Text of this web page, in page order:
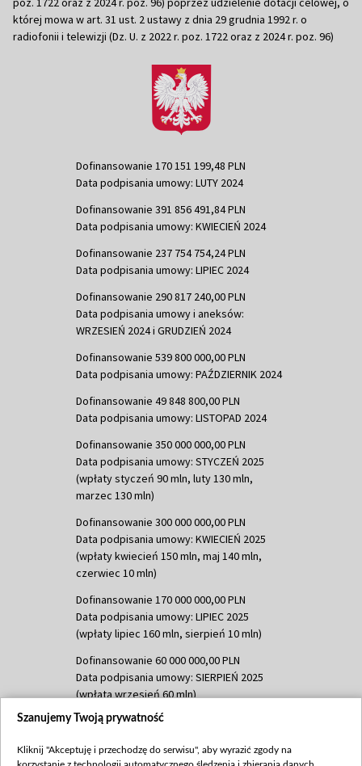
której mowa w art. 31 ust. 2 ustawy z dnia 29 grudnia 1992 r. o
radiofonii i telewizji (Dz. U. z 2022 r. poz. 1722 oraz z 2024 r. poz. 96)
Dofinansowanie 170 151 199,48 PLN
Data podpisania umowy: LUTY 2024
Dofinansowanie 391 856 491,84 PLN
Data podpisania umowy: KWIECIEŃ 2024
Dofinansowanie 237 754 754,24 PLN
Data podpisania umowy: LIPIEC 2024
Dofinansowanie 290 817 240,00 PLN
Data podpisania umowy i aneksów:
WRZESIEŃ 2024 i GRUDZIEŃ 2024
Dofinansowanie 539 800 000,00 PLN
Data podpisania umowy: PAŹDZIERNIK 2024
Dofinansowanie 49 848 800,00 PLN
Data podpisania umowy: LISTOPAD 2024
Dofinansowanie 350 000 000,00 PLN
Data podpisania umowy: STYCZEŃ 2025
(wpłaty styczeń 90 mln, luty 130 mln,
marzec 130 mln)
Dofinansowanie 300 000 000,00 PLN
Data podpisania umowy: KWIECIEŃ 2025
(wpłaty kwiecień 150 mln, maj 140 mln,
czerwiec 10 mln)
Dofinansowanie 170 000 000,00 PLN
Data podpisania umowy: LIPIEC 2025
(wpłaty lipiec 160 mln, sierpień 10 mln)
Dofinansowanie 60 000 000,00 PLN
Data podpisania umowy: SIERPIEŃ 2025
(wpłata wrzesień 60 mln)
Dofinansowanie 635 783 051,21 PLN
(wpłata wrzesień 100 mln, październik 350
Szanujemy Twoją prywatność
Kliknij "Akceptuję i przechodzę do serwisu", aby wyrazić zgody na